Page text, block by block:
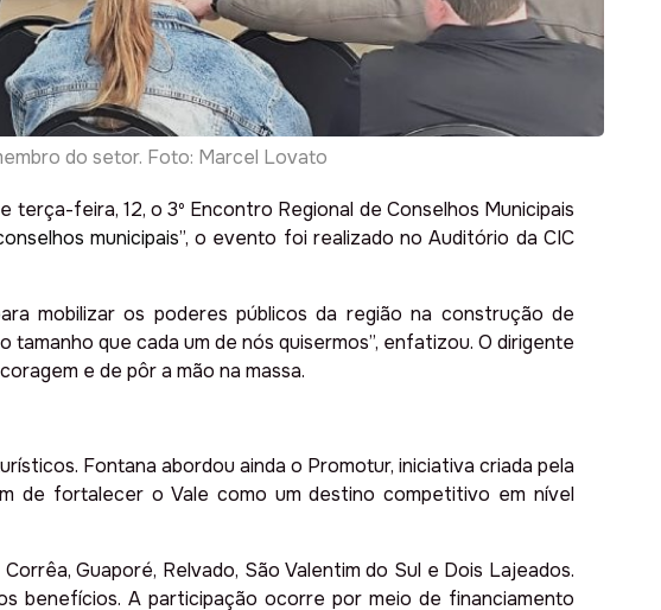
do setor. Foto: Marcel Lovato
feira, 12, o 3º Encontro Regional de Conselhos Municipais
municipais”, o evento foi realizado no Auditório da CIC
mobilizar os poderes públicos da região na construção de
que cada um de nós quisermos”, enfatizou. O dirigente
e de pôr a mão na massa.
Fontana abordou ainda o Promotur, iniciativa criada pela
de fortalecer o Vale como um destino competitivo em nível
Guaporé, Relvado, São Valentim do Sul e Dois Lajeados.
benefícios. A participação ocorre por meio de financiamento